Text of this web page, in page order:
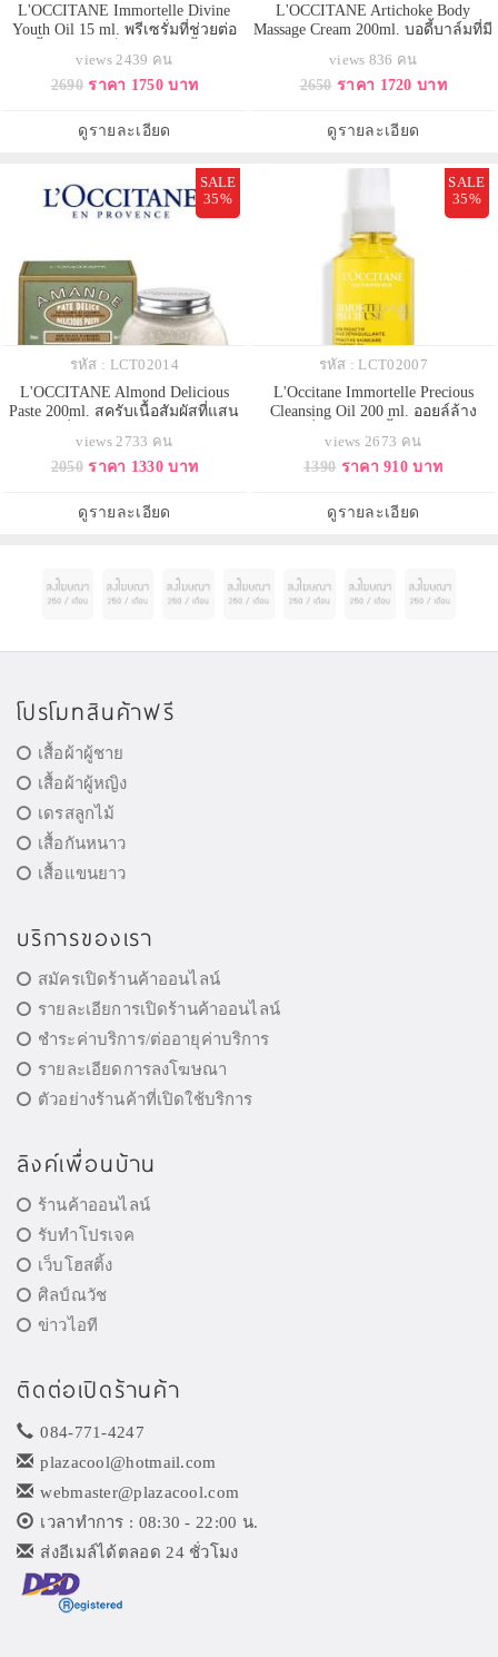
L'OCCITANE Immortelle Divine
Youth Oil 15 ml. พรีเซรั่มที่ช่วยต่อ
แสนละเอียด ซึมซาบอย่างรวดเร็ว
ช่วยให้ผิวแลดูเอิบอิ่ม มีออร่า และ
views 2439 คน
2690 ราคา 1750 บาท
ดูรายละเอียด
L'OCCITANE Artichoke Body
Massage Cream 200ml. บอดี้บาล์มที่มี
ช่วยส่งเสริมระบบหมุนเวียนเลือด
ของเสีย และน้ำเหลือง ปรับผิวให้
ลดเซลลูไลท์ ให้ผิวดูเรียบเนียนขึ้น
views 836 คน
2650 ราคา 1720 บาท
ดูรายละเอียด
SALE
35%
รหัส : LCT02014
L'OCCITANE Almond Delicious
Paste 200ml. สครับเนื้อสัมผัสที่แสน
ด์บัทเตอร์ และอัลมอนด์ออยล์ รวมถึง
เมล็ด และเปลือกอัลมอนด์บด
เซลล์ผิวอย่างอ่อนโยนพร้อมรับการ
บำรุงอย่างเต็มประสิทธิภ
views 2733 คน
2050 ราคา 1330 บาท
ดูรายละเอียด
SALE
35%
รหัส : LCT02007
L'Occitane Immortelle Precious
Cleansing Oil 200 ml. ออยล์ล้าง
ประสิทธิภาพดีเยี่ยม ทำความสะอาด
ทั้งเมคอัพกันน้ำ และสิ่งสกปรกได้
เรียบเนียนและกระชับขั้น อ่อนโยน
แม้กับรอบดวงตาและริมฝีปาก อุดม
views 2673 คน
1390 ราคา 910 บาท
ดูรายละเอียด
โปรโมทสินค้าฟรี
เสื้อผ้าผู้ชาย
เสื้อผ้าผู้หญิง
เดรสลูกไม้
เสื้อกันหนาว
เสื้อแขนยาว
บริการของเรา
สมัครเปิดร้านค้าออนไลน์
รายละเอียการเปิดร้านค้าออนไลน์
ชำระค่าบริการ/ต่ออายุค่าบริการ
รายละเอียดการลงโฆษณา
ตัวอย่างร้านค้าที่เปิดใช้บริการ
ลิงค์เพื่อนบ้าน
ร้านค้าออนไลน์
รับทำโปรเจค
เว็บโฮสติ้ง
ศิลป์ณวัช
ข่าวไอที
ติดต่อเปิดร้านค้า
084-771-4247
plazacool@hotmail.com
webmaster@plazacool.com
เวลาทำการ : 08:30 - 22:00 น.
ส่งอีเมล์ได้ตลอด 24 ชั่วโมง